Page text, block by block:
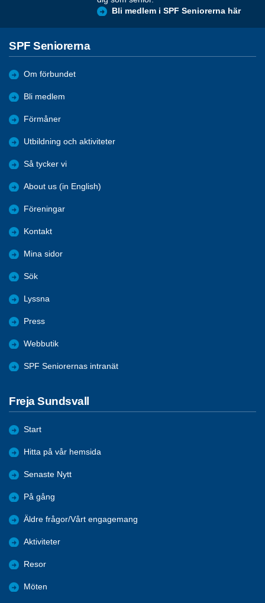
Bli medlem i SPF Seniorerna här
SPF Seniorerna
Om förbundet
Bli medlem
Förmåner
Utbildning och aktiviteter
Så tycker vi
About us (in English)
Föreningar
Kontakt
Mina sidor
Sök
Lyssna
Press
Webbutik
SPF Seniorernas intranät
Freja Sundsvall
Start
Hitta på vår hemsida
Senaste Nytt
På gång
Äldre frågor/Vårt engagemang
Aktiviteter
Resor
Möten